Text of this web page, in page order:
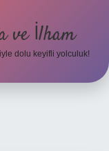
ve İlham
dolu keyifli yolculuk!